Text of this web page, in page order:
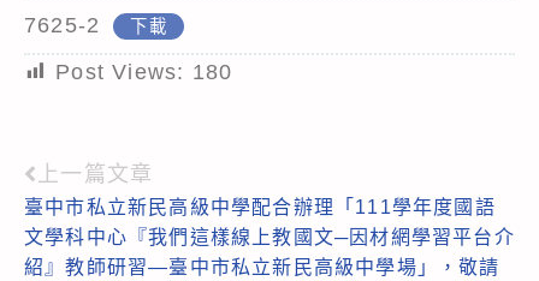
7625-2 下載
Post Views: 180
Read
more
articles
上一篇文章
臺中市私立新民高級中學配合辦理「111學年度國語
文學科中心『我們這樣線上教國文─因材網學習平台介
紹』教師研習—臺中市私立新民高級中學場」，敬請